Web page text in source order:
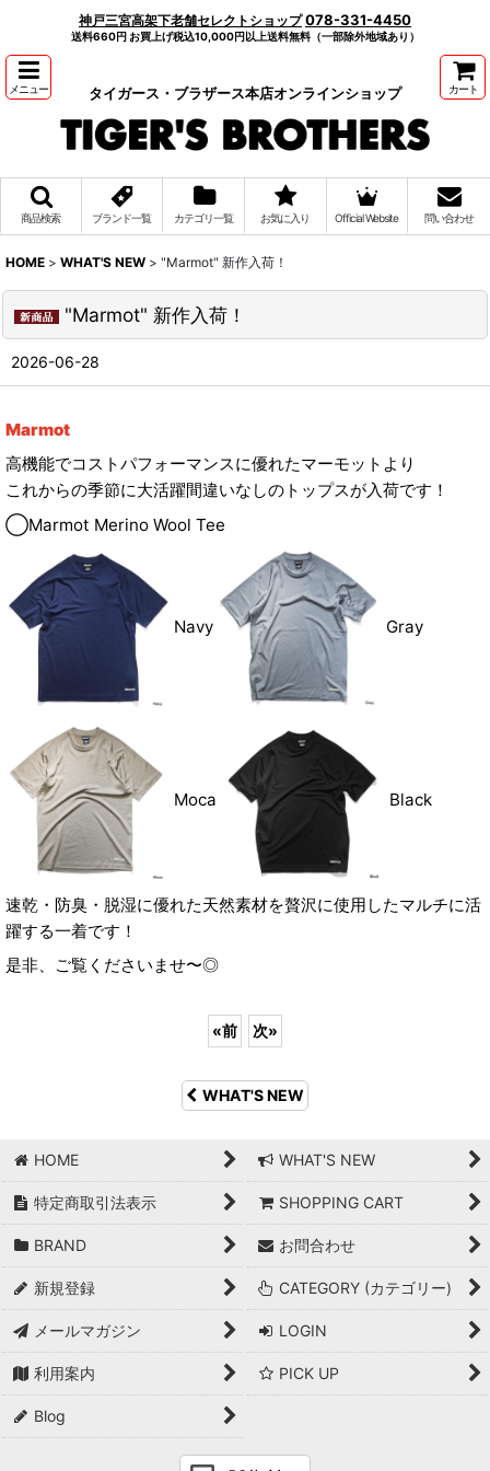
神戸三宮高架下老舗セレクトショップ 078-331-4450
送料660円 お買上げ税込10,000円以上送料無料（一部除外地域あり）
メニュー タイガース・ブラザース本店オンラインショップ カート
商品検索 ブランド一覧 カテゴリ一覧 お気に入り Official Website 問い合わせ
HOME > WHAT'S NEW > "Marmot" 新作入荷！
"Marmot" 新作入荷！
2026-06-28
Marmot
高機能でコストパフォーマンスに優れたマーモットより
これからの季節に大活躍間違いなしのトップスが入荷です！
◯Marmot Merino Wool Tee
Navy Gray
Moca Black
速乾・防臭・脱湿に優れた天然素材を贅沢に使用したマルチに活
躍する一着です！
是非、ご覧くださいませ〜◎
«前 次»
WHAT'S NEW
HOME WHAT'S NEW
特定商取引法表示 SHOPPING CART
BRAND お問合わせ
新規登録 CATEGORY (カテゴリー)
メールマガジン LOGIN
利用案内 PICK UP
Blog